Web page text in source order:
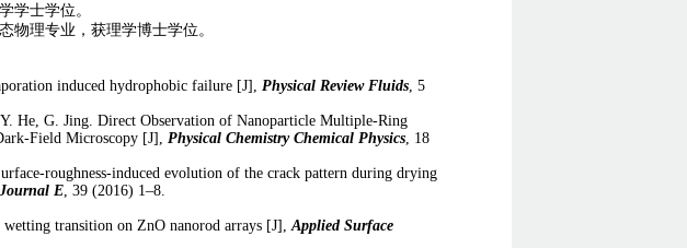
学士学位。
物理专业，获理学博士学位。
induced hydrophobic failure [J], Physical Review Fluids , 5
He, G. Jing. Direct Observation of Nanoparticle Multiple-Ring
Field Microscopy [J], Physical Chemistry Chemical Physics , 18
roughness-induced evolution of the crack pattern during drying
E , 39 (2016) 1–8.
wetting transition on ZnO nanorod arrays [J], Applied Surface